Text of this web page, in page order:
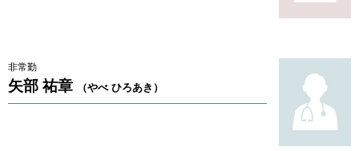
非常勤
矢部 祐章 （やべ ひろあき）